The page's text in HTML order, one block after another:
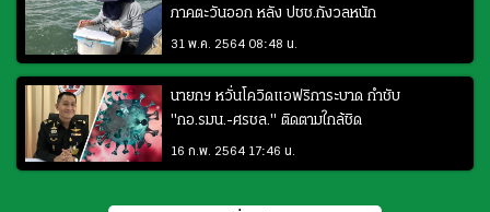
ภาคตะวันออก หลัง ปชช.กังวลหนัก
31 พ.ค. 2564 08:48 น.
นายกฯ หวั่นโควิดแอฟริการะบาด กำชับ
"กอ.รมน.-ศรชล." ติดตามใกล้ชิด
16 ก.พ. 2564 17:46 น.